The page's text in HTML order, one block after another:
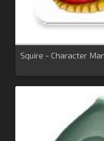
Squire - Character